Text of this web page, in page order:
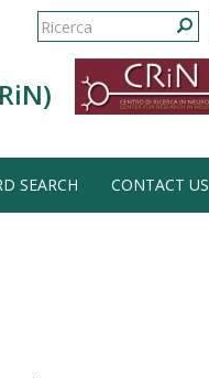
Form
ricerca
Ricerca
SEARCH CONTACT US